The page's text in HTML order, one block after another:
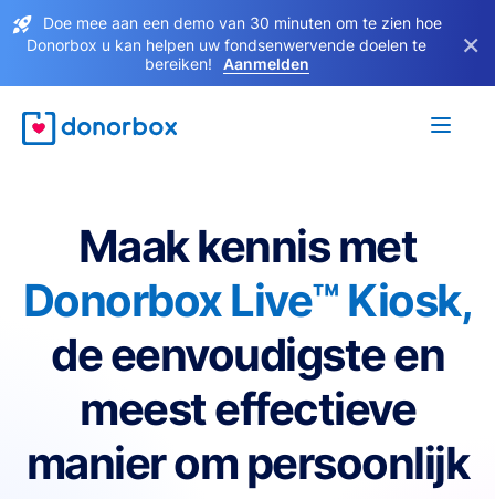
Doe mee aan een demo van 30 minuten om te zien hoe
Donorbox u kan helpen uw fondsenwervende doelen te
bereiken!
Aanmelden
×
Maak kennis met
Donorbox Live™ Kiosk,
de eenvoudigste en
meest effectieve
manier om persoonlijk